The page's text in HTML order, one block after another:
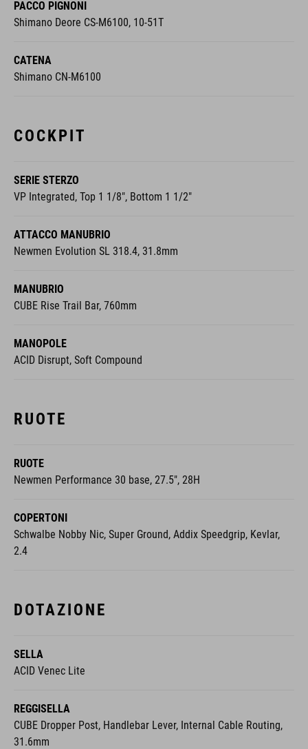
PACCO PIGNONI
Shimano Deore CS-M6100, 10-51T
CATENA
Shimano CN-M6100
COCKPIT
SERIE STERZO
VP Integrated, Top 1 1/8", Bottom 1 1/2"
ATTACCO MANUBRIO
Newmen Evolution SL 318.4, 31.8mm
MANUBRIO
CUBE Rise Trail Bar, 760mm
MANOPOLE
ACID Disrupt, Soft Compound
RUOTE
RUOTE
Newmen Performance 30 base, 27.5", 28H
COPERTONI
Schwalbe Nobby Nic, Super Ground, Addix Speedgrip, Kevlar,
2.4
DOTAZIONE
SELLA
ACID Venec Lite
REGGISELLA
CUBE Dropper Post, Handlebar Lever, Internal Cable Routing,
31.6mm